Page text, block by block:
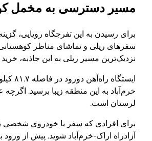
مسیر دسترسی به مخمل
برای رسیدن به این تفرجگاه رویایی،
سفرهای ریلی و تماشای مناظر
نزدیک‌ترین مسیر ریلی به این جاذبه،
خرم‌آباد به این منطقه زیبا برسید.
لرستان است.
برای افرادی که سفر با خودروی شخصی
آزادراه اراک-خرم‌آباد شوید. پیش از